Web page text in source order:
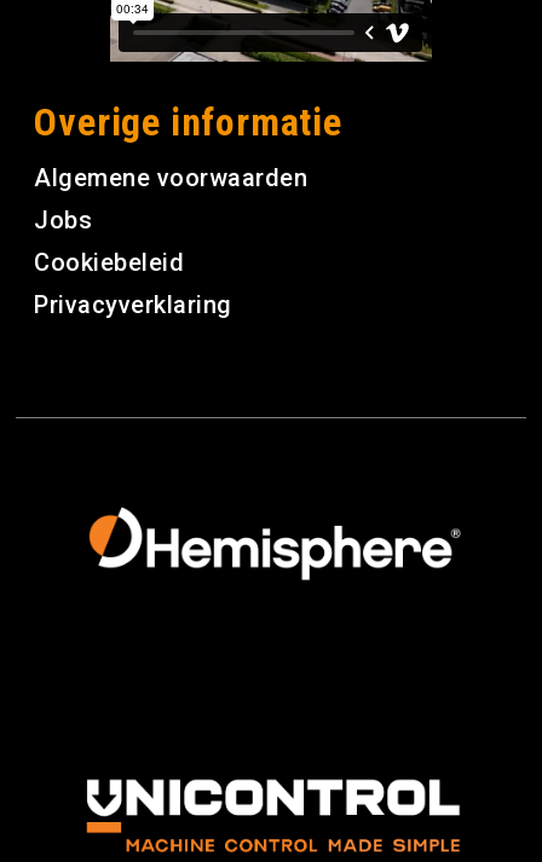
Overige informatie
Algemene voorwaarden
Jobs
Cookiebeleid
Privacyverklaring